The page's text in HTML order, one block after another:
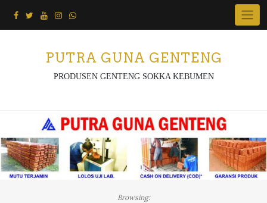
PUTRA GUNA GENTENG
PRODUSEN GENTENG SOKKA KEBUMEN
Browsing: